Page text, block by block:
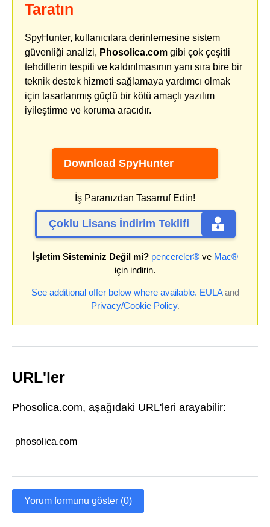
Taratın
SpyHunter, kullanıcılara derinlemesine sistem
güvenliği analizi, Phosolica.com gibi çok çeşitli
tehditlerin tespiti ve kaldırılmasının yanı sıra bire bir
teknik destek hizmeti sağlamaya yardımcı olmak
için tasarlanmış güçlü bir kötü amaçlı yazılım
iyileştirme ve koruma aracıdır.
Download SpyHunter
İş Paranızdan Tasarruf Edin!
Çoklu Lisans İndirim Teklifi
İşletim Sisteminiz Değil mi? pencereler®ve Mac®
için indirin.
See additional offer below where available. EULAand
Privacy/Cookie Policy.
URL'ler
Phosolica.com, aşağıdaki URL'leri arayabilir:
phosolica.com
Yorum formunu göster (0)